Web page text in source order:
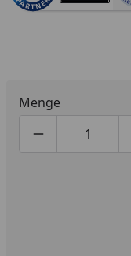
Menge